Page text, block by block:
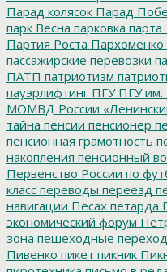
Парад колясок Парад
парк Весна парковка
Партия Роста Пархоменко
пассажирские перевозки
ПАТП патриотизм
пауэрлифтинг ПГУПГУ им.
МОМВД России
тайна пенсии пенсионер
пенсионная грамотность
накопления пенсионный
Первенство России по
класс переводы переезд
навигации Песах петарда
экономический форум
зона пешеходные
Пивенко пикет пикник